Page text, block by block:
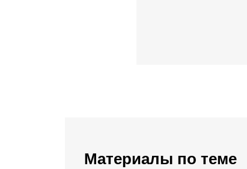
Материалы по теме